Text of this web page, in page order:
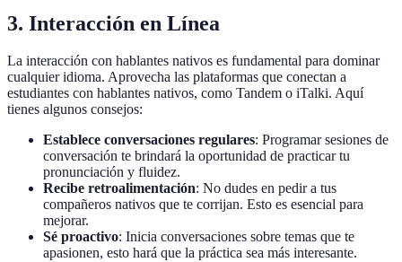
3. Interacción en Línea
La interacción con hablantes nativos es fundamental para dominar
cualquier idioma. Aprovecha las plataformas que conectan a
estudiantes con hablantes nativos, como Tandem o iTalki. Aquí
tienes algunos consejos:
Establece conversaciones regulares: Programar sesiones de
conversación te brindará la oportunidad de practicar tu
pronunciación y fluidez.
Recibe retroalimentación: No dudes en pedir a tus
compañeros nativos que te corrijan. Esto es esencial para
mejorar.
Sé proactivo: Inicia conversaciones sobre temas que te
apasionen, esto hará que la práctica sea más interesante.